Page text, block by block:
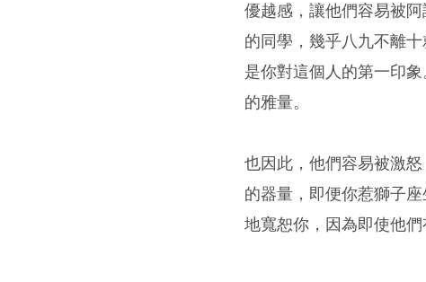
優越感，讓他們容易被
的同學，幾乎八九不離
是你對這個人的第一印
的雅量。
也因此，他們容易被激
的器量，即便你惹獅子
地寬恕你，因為即使他們